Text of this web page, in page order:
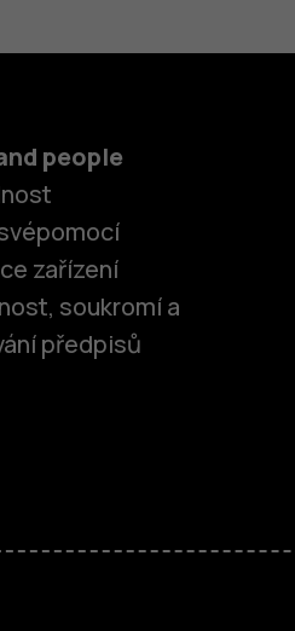
people
zařízení
soukromí a
předpisů